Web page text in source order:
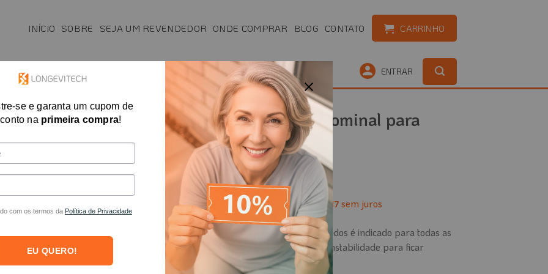
INÍCIO SOBRE SEJA UM REVENDEDOR ONDE COMPRAR BLOG CONTATO CARRINHO
FISIO E T.O. OUTLET ENTRAR
Cinta de Contenção Abdominal para
Acamados
R$ 306,24 no PIX
R$319,00 em até x deR$53,17 sem juros
A Cinta de contenção abdominal para acamados é indicado para todas as
pessoas que por qualquer motivo possuam instabilidade para ficar
acamados com segurança
se e garanta um cupom de
na primeira compra!
com os termos da Política de Privacidade
EU QUERO!